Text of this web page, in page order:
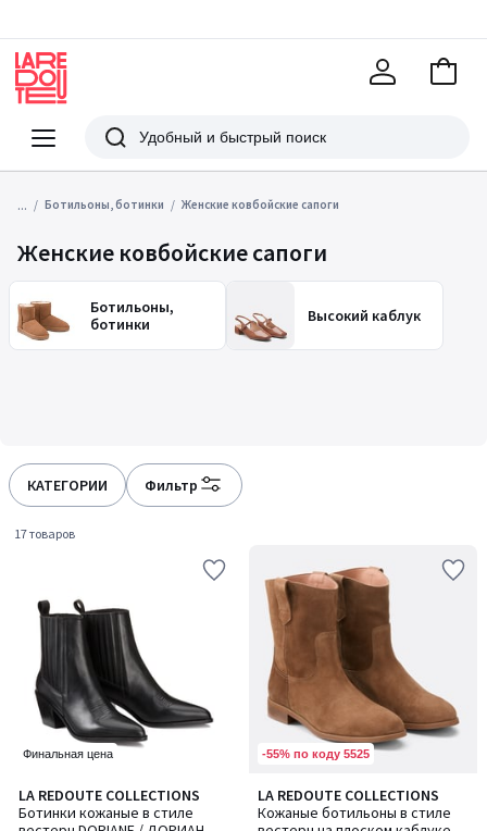
Меню
Redoute
Поиск
В
... Ботильоны, ботинки Женские ковбойские сапоги
Женские ковбойские сапоги
Ботильоны,
ботинки
Высокий каблук
КАТЕГОРИИ Фильтр
17 товаров
Финальная цена
LA REDOUTE COLLECTIONS
Ботинки кожаные в стиле
4,4
/ 5
-55% по коду 5525
LA REDOUTE COLLECTIONS
Кожаные ботильоны в стиле
5
/